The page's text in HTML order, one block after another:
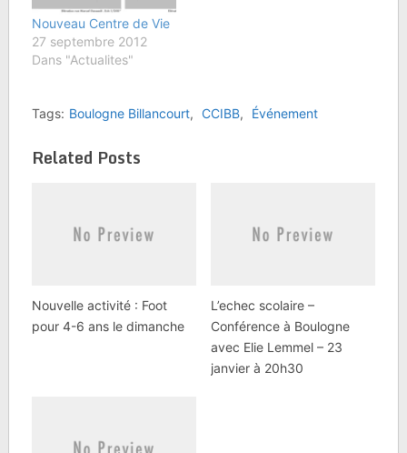
chanterons ensemble
des chants sur…
Nouveau Centre de Vie
27 septembre 2012
Dans "Actualites"
Tags: Boulogne Billancourt, CCIBB, Événement
Related Posts
Nouvelle activité : Foot
pour 4-6 ans le dimanche
L’echec scolaire –
Conférence à Boulogne
avec Elie Lemmel – 23
janvier à 20h30